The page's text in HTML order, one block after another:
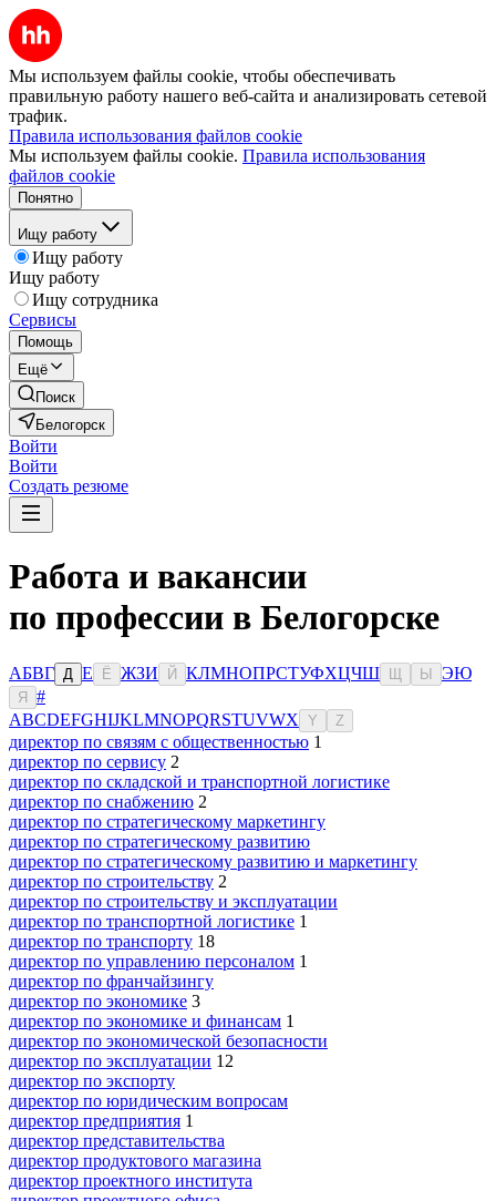
Мы используем файлы cookie, чтобы обеспечивать
правильную работу нашего веб-сайта и анализировать сетевой
трафик.
Правила использования файлов cookie
Мы используем файлы cookie. Правила использования
файлов cookie
Понятно
Ищу работу
Ищу работу
Ищу работу
Ищу сотрудника
Сервисы
Помощь
Ещё
Поиск
Белогорск
Войти
Войти
Создать резюме
Работа и вакансии
по профессии в Белогорске
АБВГ Д Е Ё ЖЗИ Й КЛМНОПРСТУФХЦЧШ Ы ЭЮ
Я
#
ABCDEFGHIJKLMNOPQRSTUVWX Y Z
директор по связям с общественностью 1
директор по сервису 2
директор по складской и транспортной логистике
директор по снабжению 2
директор по стратегическому маркетингу
директор по стратегическому развитию
директор по стратегическому развитию и маркетингу
директор по строительству 2
директор по строительству и эксплуатации
директор по транспортной логистике 1
директор по транспорту 18
директор по управлению персоналом 1
директор по франчайзингу
директор по экономике 3
директор по экономике и финансам 1
директор по экономической безопасности
директор по эксплуатации 12
директор по экспорту
директор по юридическим вопросам
директор предприятия 1
директор представительства
директор продуктового магазина
директор проектного института